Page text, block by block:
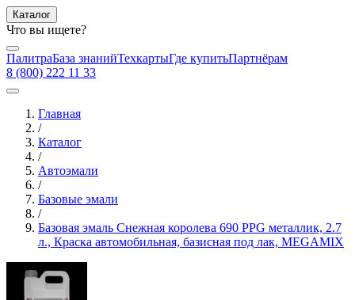
Каталог
Что вы ищете?
ПалитраБаза знанийТехкартыГде купитьПартнёрам
8 (800) 222 11 33
Главная
/
Каталог
/
Автоэмали
/
Базовые эмали
/
Базовая эмаль Снежная королева 690 PPG металлик, 2.7
л., Краска автомобильная, базисная под лак, MEGAMIX